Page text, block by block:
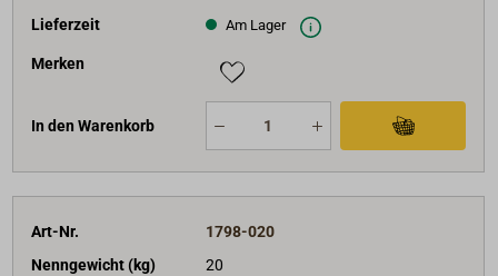
Lieferzeit Am Lager
Merken
In den Warenkorb
Art-Nr.
1798-020
Nenngewicht (kg)
20